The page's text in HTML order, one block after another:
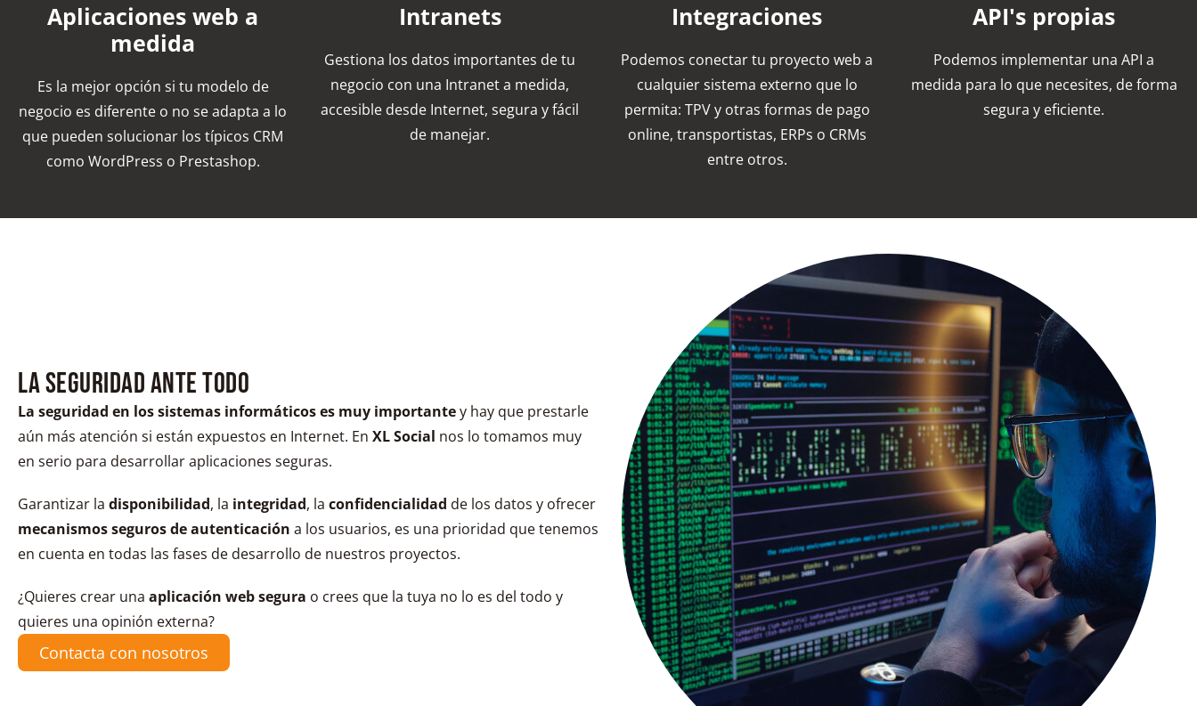
Aplicaciones web a
medida
Es la mejor opción si tu modelo de
negocio es diferente o no se adapta a lo
que pueden solucionar los típicos CRM
como WordPress o Prestashop.
Intranets
Gestiona los datos importantes de tu
negocio con una Intranet a medida,
accesible desde Internet, segura y fácil
de manejar.
Integraciones
Podemos conectar tu proyecto web a
cualquier sistema externo que lo
permita: TPV y otras formas de pago
online, transportistas, ERPs o CRMs
entre otros.
API's propias
Podemos implementar una API a
medida para lo que necesites, de forma
segura y eficiente.
La seguridad ante todo
La seguridad en los sistemas informáticos es muy importantey hay que prestarle
aún más atención si están expuestos en Internet. En XL Social nos lo tomamos muy
en serio para desarrollar aplicaciones seguras.
Garantizar la disponibilidad, la integridad, la confidencialidad de los datos y ofrecer
mecanismos seguros de autenticación a los usuarios, es una prioridad que tenemos
en cuenta en todas las fases de desarrollo de nuestros proyectos.
¿Quieres crear una aplicación web segura o crees que la tuya no lo es del todo y
quieres una opinión externa?
Contacta con nosotros